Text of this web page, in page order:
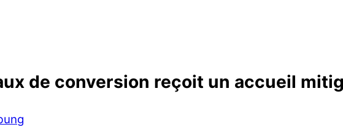
de conversion reçoit un accueil